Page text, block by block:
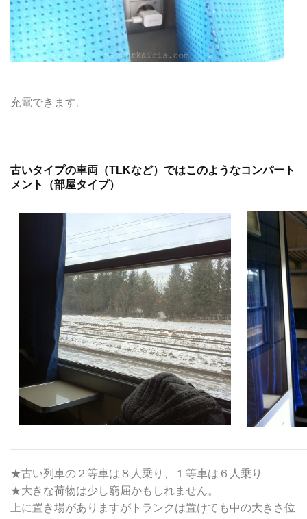
充電できます。
古いタイプの車両（TLKなど）ではこのようなコンパート
メント（部屋タイプ）
★古い列車の２等車は８人乗り、１等車は６人乗り
★大きな荷物は少し窮屈かもしれません。
上に置き場がありますがトランクは置けても中の大きさ位